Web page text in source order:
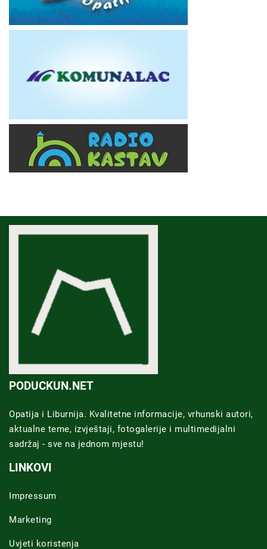
PODUCKUN.NET
Opatija i Liburnija. Kvalitetne informacije, vrhunski autori,
aktualne teme, izvještaji, fotogalerije i multimedijalni
sadržaj - sve na jednom mjestu!
LINKOVI
Impressum
Marketing
Uvjeti koristenja